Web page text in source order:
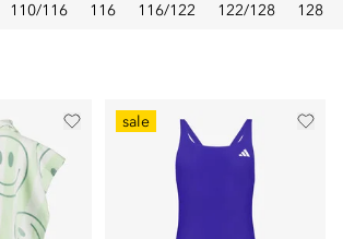
110/116 116 116/122 122/128 128
sale